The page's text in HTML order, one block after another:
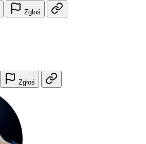
Zgłoś
Zgłoś